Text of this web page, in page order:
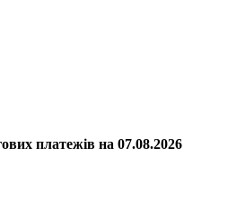
платежів на 07.08.2026